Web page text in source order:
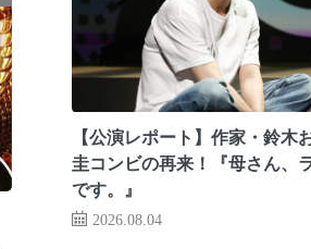
【公演レポート】作家・鈴木
圭コンビの再来！『母さん、
です。』
2026.08.04